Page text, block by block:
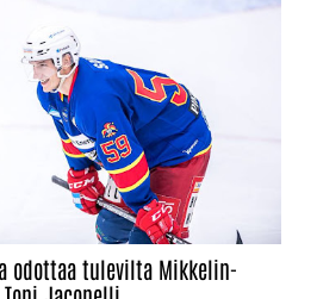
odottaa tulevilta Mikkelin-